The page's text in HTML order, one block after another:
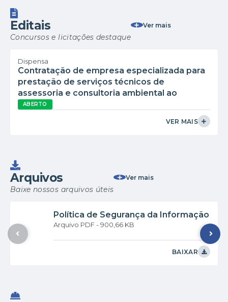
Editais
Concursos e licitações destaque
Ver mais
Dispensa
Contratação de empresa especializada para
prestação de serviços técnicos de
assessoria e consultoria ambiental ao
Município de Turiúba/SP
ABERTO
VER MAIS
Arquivos
Baixe nossos arquivos úteis
Ver mais
Política de Segurança da Informação
PDF 900,66 KB
BAIXAR